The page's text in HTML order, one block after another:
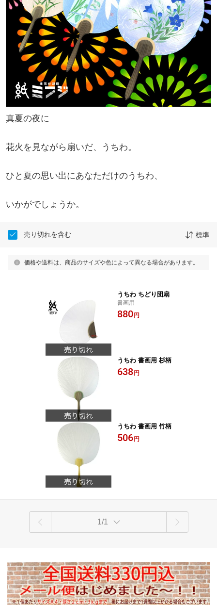
真夏の夜に
花火を見ながら扇いだ、うちわ。
ひと夏の思い出にあなただけのうちわ、
いかがでしょうか。
売り切れを含む 標準
価格や送料は、商品のサイズや色によって異なる場合があります。
うちわ ちどり団扇
書画用
880 円
うちわ 書画用 杉柄
638 円
うちわ 書画用 竹柄
506 円
1/1